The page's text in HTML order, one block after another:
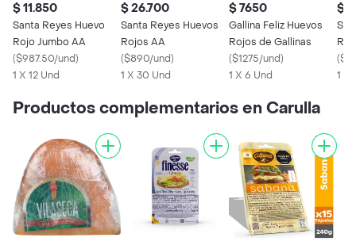
$ 11.850
Santa Reyes Huevo
Rojo Jumbo AA
($987.50/und)
1 X 12 Und
$ 26.700
Santa Reyes Huevos
Rojos AA
($890/und)
1 X 30 Und
$ 7650
Gallina Feliz Huevos
Rojos de Gallinas
($1275/und)
1 X 6 Und
$
(
1 X
Productos complementarios en Carulla